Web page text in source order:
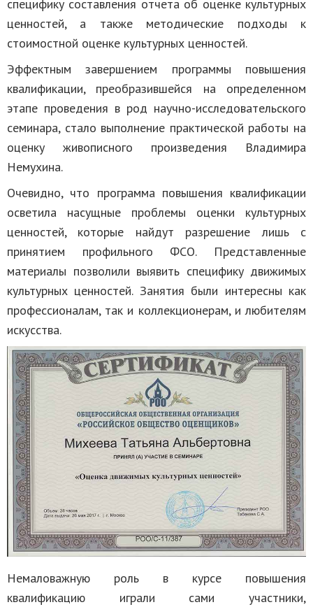
специфику составления отчета об оценке культурных
ценностей, а также методические подходы к
стоимостной оценке культурных ценностей.
Эффектным завершением программы повышения
квалификации, преобразившейся на определенном
этапе проведения в род научно-исследовательского
семинара, стало выполнение практической работы на
оценку живописного произведения Владимира
Немухина.
Очевидно, что программа повышения квалификации
осветила насущные проблемы оценки культурных
ценностей, которые найдут разрешение лишь с
принятием профильного ФСО. Представленные
материалы позволили выявить специфику движимых
культурных ценностей. Занятия были интересны как
профессионалам, так и коллекционерам, и любителям
искусства.
Немаловажную роль в курсе повышения
квалификацию играли сами участники,